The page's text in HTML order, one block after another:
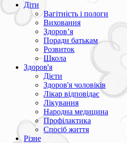
Діти
Вагітність і пологи
Виховання
Здоров’я
Поради батькам
Розвиток
Школа
Здоров'я
Дієти
Здоров'я чоловіків
Лікар відповідає
Лікування
Народна медицина
Профілактика
Спосіб життя
Різне